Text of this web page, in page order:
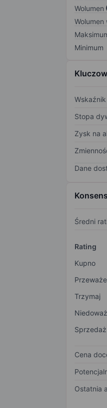
Wolumen
Minimum
Stopa
Zysk na
Dane
Średni
Rating
Kupno
Trzymaj
Sprzedaż
Cena
Ostatnia